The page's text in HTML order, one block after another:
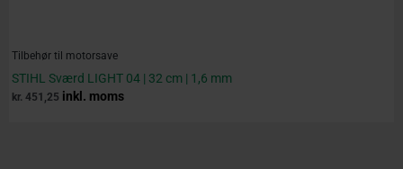
Tilbehør til motorsave
STIHL Sværd LIGHT 04 | 32 cm | 1,6 mm
kr. 451,25 inkl. moms